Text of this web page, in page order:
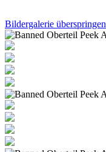
Bildergalerie überspringen